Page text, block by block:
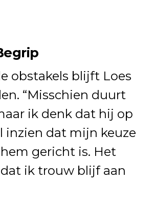
obstakels blijft Loes
“Misschien duurt
ik denk dat hij op
inzien dat mijn keuze
gericht is. Het
ik trouw blijf aan